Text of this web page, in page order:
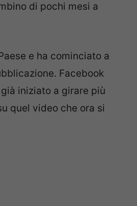
di pochi mesi a
e ha cominciato a
Facebook
iniziato a girare più
quel video che ora si